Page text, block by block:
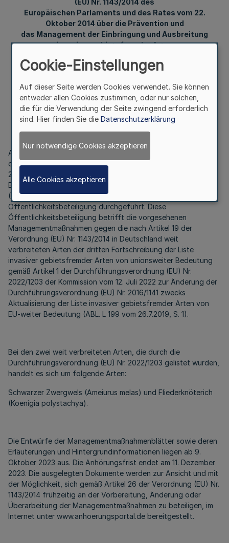
(EU) Nr. 1143/2014 des
Europäischen Parlaments und des Rates vom 22.
Oktober 2014 über die Prävention und
das Management der Einbringung und Ausbreitung
invasiver gebietsfremder Arten
Bekanntmachung
des Ministeriums für Umwelt Naturschutz und Verkehr
Vom 12. September 2023
Auf Grund des Artikel 26 der Verordnung (EU) Nr. 1143/2014
des Europäischen Parlaments und des Rates vom 22. Oktober
2014 über die Prävention und das Management der
Einbringung und Ausbreitung invasiver gebietsfremder Arten
(ABL. L 317 vom 4.11.2014, S. 35) wird eine
Öffentlichkeitsbeteiligung durchgeführt. Diese
Öffentlichkeitsbeteiligung betrifft die vorgesehenen
Managementmaßnahmen gegen die nach Artikel 19 der
Verordnung (EU) Nr. 1143/2014 in Deutschland weit
verbreiteten Arten der dritten Fortschreibung der Liste
invasiver gebietsfremder Arten von unionsweiter Bedeutung
gemäß Artikel 1 der Durchführungsverordnung (EU) Nr.
2022/1203 der Kommission vom 12. Juli 2022 zur Änderung der
Durchführungsverordnung (EU) Nr. 2016/1141 zwecks
Aktualisierung der Liste invasiver gebietsfremder Arten von
EU-weiter Bedeutung (ABL. L 199 vom 26.7.2019, S. 1).
Bei den zwei weit verbreiteten Arten, die durch die
Durchführungsverordnung (EU) Nr. 2022/1203 gelistet wurden,
handelt es sich um folgende Arten:
Schwarzer Zwergwels (Ameiurus melas) und Fliederknöterich
(Koenigia polystachya).
Die Entwürfe der Managementmaßnahmenblätter sowie deren
Erläuterungen und Hintergrundinformationen liegen ab 9.
Oktober 2023 aus. Die Anhörungsfrist endet am 11. Dezember
2023. Die ausgelegten Dokumente werden zur Ansicht und mit
der Möglichkeit, sich gemäß Artikel 26 der Verordnung (EU) Nr.
1143/2014 frühzeitig an der Vorbereitung, Änderung oder
Überarbeitung der Managementmaßnahmen zu beteiligen, im
Internet unter www.anhoerungsportal.de bereitgestellt.
Cookie-Einstellungen
Auf dieser Seite werden Cookies verwendet. Sie können
entweder allen Cookies zustimmen, oder nur solchen,
die für die Verwendung der Seite zwingend erforderlich
sind. Hier finden Sie die Datenschutzerklärung
Nur notwendige Cookies akzeptieren
Alle Cookies akzeptieren